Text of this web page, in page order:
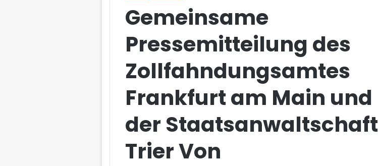
Gemeinsame
Pressemitteilung des
Zollfahndungsamtes
Frankfurt am Main und
der Staatsanwaltschaft
Trier Von